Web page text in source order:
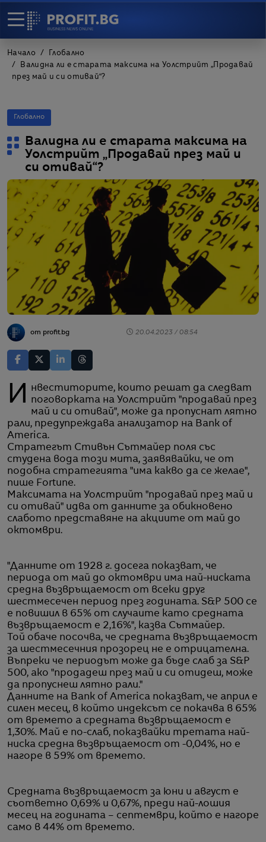
Начало
Глобално
Валидна ли е старата максима на Уолстрийт „Продавай
през май и си отивай“?
Глобално
Валидна ли е старата максима на
Уолстрийт „Продавай през май и
си отивай“?
от profit.bg 20.04.2023 / 08:54
Инвеститорите, които решат да следват
поговорката на Уолстрийт "продавай през
май и си отивай", може да пропуснат лятно
рали, предупреждава анализатор на Bank of
America.
Стратегът Стивън Сътмайер поля със
студена вода този мита, заявявайки, че от
подобна стратегията "има какво да се желае",
пише Fortune.
Максимата на Уолстрийт "продавай през май и
си отивай" идва от данните за обикновено
слабото представяне на акциите от май до
октомври.
"Данните от 1928 г. досега показват, че
периода от май до октомври има най-ниската
средна възвръщаемост от всеки друг
шестмесечен период през годината. S&P 500 се
е повишил в 65% от случаите като средната
възвръщаемост е 2,16%", казва Сътмайер.
Той обаче посочва, че средната възвръщаемост
за шестмесечния прозорец не е отрицателна.
Въпреки че периодът може да бъде слаб за S&P
500, ако "продадеш през май и си отидеш, може
да пропуснеш лятно рали."
Данните на Bank of America показват, че април е
силен месец, в който индексът се покачва в 65%
от времето а средната възвръщаемост е
1,30%. Май е по-слаб, показвайки третата най-
ниска средна възвръщаемост от -0,04%, но е
нагоре в 59% от времето.
Средната възвръщаемост за юни и август е
съответно 0,69% и 0,67%, преди най-лошия
месец на годината – септември, който е нагоре
само в 44% от времето.